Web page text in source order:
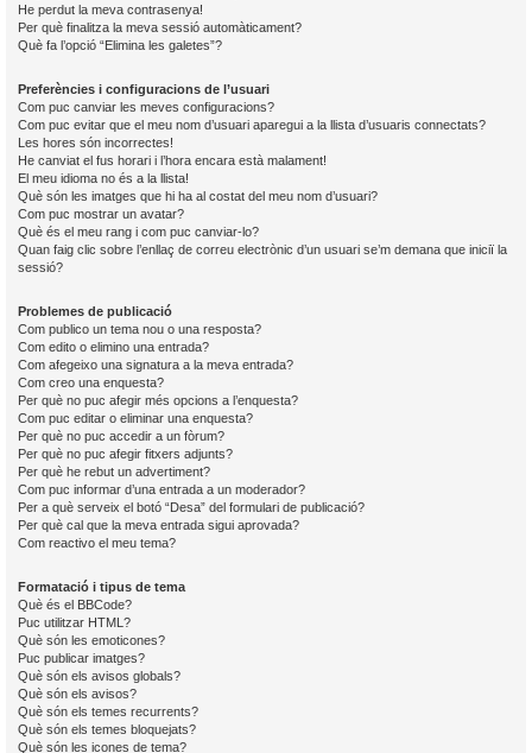
He perdut la meva contrasenya!
Per què finalitza la meva sessió automàticament?
Què fa l’opció “Elimina les galetes”?
Preferències i configuracions de l’usuari
Com puc canviar les meves configuracions?
Com puc evitar que el meu nom d’usuari aparegui a la llista d’usuaris connectats?
Les hores són incorrectes!
He canviat el fus horari i l’hora encara està malament!
El meu idioma no és a la llista!
Què són les imatges que hi ha al costat del meu nom d’usuari?
Com puc mostrar un avatar?
Què és el meu rang i com puc canviar-lo?
Quan faig clic sobre l’enllaç de correu electrònic d’un usuari se’m demana que iniciï la
sessió?
Problemes de publicació
Com publico un tema nou o una resposta?
Com edito o elimino una entrada?
Com afegeixo una signatura a la meva entrada?
Com creo una enquesta?
Per què no puc afegir més opcions a l’enquesta?
Com puc editar o eliminar una enquesta?
Per què no puc accedir a un fòrum?
Per què no puc afegir fitxers adjunts?
Per què he rebut un advertiment?
Com puc informar d’una entrada a un moderador?
Per a què serveix el botó “Desa” del formulari de publicació?
Per què cal que la meva entrada sigui aprovada?
Com reactivo el meu tema?
Formatació i tipus de tema
Què és el BBCode?
Puc utilitzar HTML?
Què són les emoticones?
Puc publicar imatges?
Què són els avisos globals?
Què són els avisos?
Què són els temes recurrents?
Què són els temes bloquejats?
Què són les icones de tema?